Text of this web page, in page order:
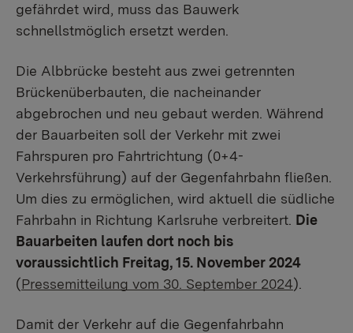
gefährdet wird, muss das Bauwerk
schnellstmöglich ersetzt werden.
Die Albbrücke besteht aus zwei getrennten
Brückenüberbauten, die nacheinander
abgebrochen und neu gebaut werden. Während
der Bauarbeiten soll der Verkehr mit zwei
Fahrspuren pro Fahrtrichtung (0+4-
Verkehrsführung) auf der Gegenfahrbahn fließen.
Um dies zu ermöglichen, wird aktuell die südliche
Fahrbahn in Richtung Karlsruhe verbreitert. Die
Bauarbeiten laufen dort noch bis
voraussichtlich Freitag, 15. November 2024
(Pressemitteilung vom 30. September 2024).
Damit der Verkehr auf die Gegenfahrbahn